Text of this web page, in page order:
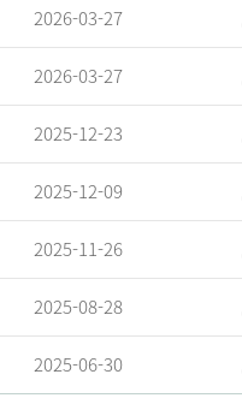
2026-03-27
2026-03-27
2025-12-23
2025-12-09
2025-11-26
2025-08-28
2025-06-30